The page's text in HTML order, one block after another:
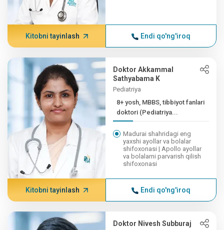
Kitobni tayinlash Endi qo'ng'iroq
Doktor Akkammal
Sathyabama K
Pediatriya
8+ yosh, MBBS, tibbiyot fanlari
doktori (Pediatriya...
Madurai shahridagi eng
yaxshi ayollar va bolalar
shifoxonasi | Apollo ayollar
va bolalarni parvarish qilish
shifoxonasi
Kitobni tayinlash Endi qo'ng'iroq
Doktor Nivesh Subburaj